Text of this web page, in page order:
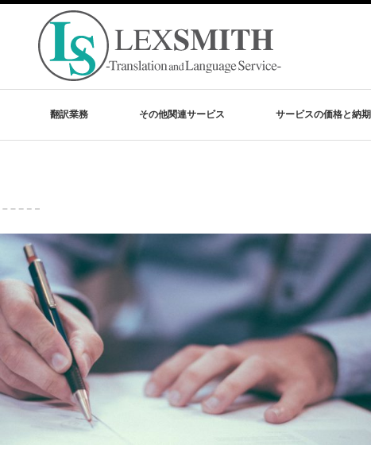
翻訳業務 その他関連サービス サービスの価格と納期